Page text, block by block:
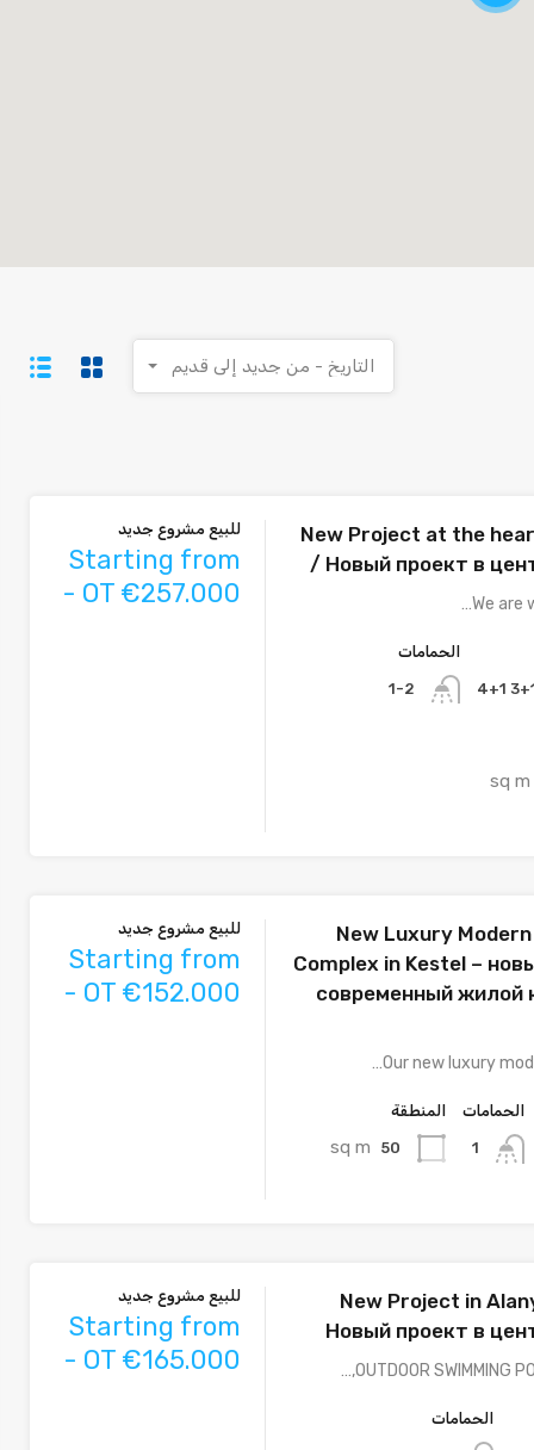
التاريخ - من جديد إلى قديم
New Project at the
/ Новый проект в
We are
الحمامات
1-2
sq m
للبيع مشروع جديد
Starting from
- OT €257.000
New Luxury
Complex in Kestel –
современный жилой
Our new luxury
الحمامات
1
المنطقة
50
sq m
للبيع مشروع جديد
Starting from
- OT €152.000
New Project in
Новый проект в
الحمامات
للبيع مشروع جديد
Starting from
- OT €165.000